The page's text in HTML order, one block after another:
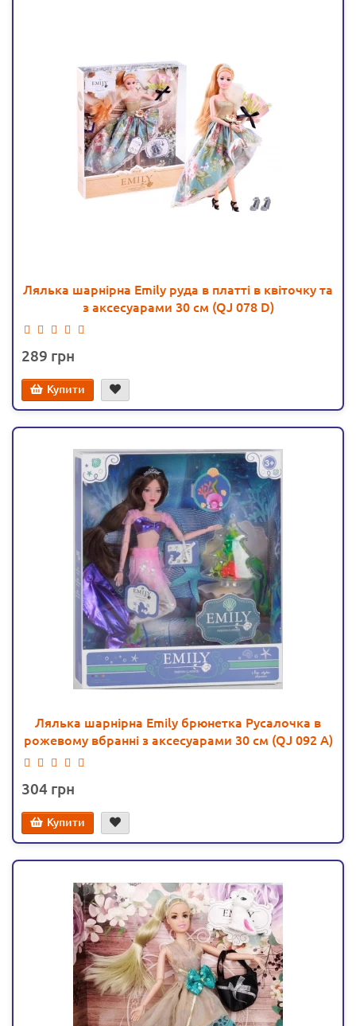
Лялька шарнірна Emily руда в платті в квіточку та
з аксесуарами 30 см (QJ 078 D)
289
Купити
Лялька шарнірна Emily брюнетка Русалочка в
рожевому вбранні з аксесуарами 30 см (QJ 092 A)
304
Купити